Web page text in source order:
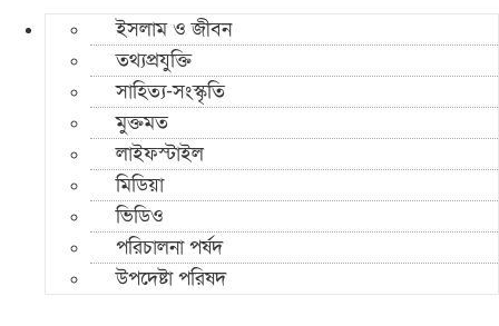
ইসলাম ও জীবন
তথ্যপ্রযুক্তি
সাহিত্য-সংস্কৃতি
মুক্তমত
লাইফস্টাইল
মিডিয়া
ভিডিও
পরিচালনা পর্ষদ
উপদেষ্টা পরিষদ